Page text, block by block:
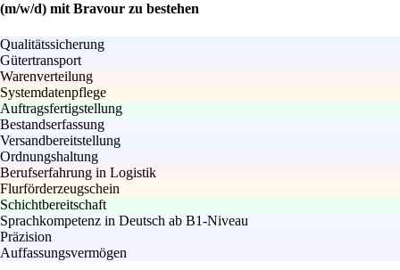
(m/w/d) mit Bravour zu bestehen
Qualitätssicherung
Gütertransport
Warenverteilung
Systemdatenpflege
Auftragsfertigstellung
Bestandserfassung
Versandbereitstellung
Ordnungshaltung
Berufserfahrung in Logistik
Flurförderzeugschein
Schichtbereitschaft
Sprachkompetenz in Deutsch ab B1-Niveau
Präzision
Auffassungsvermögen